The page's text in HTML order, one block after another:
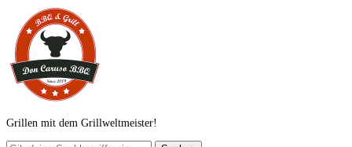
Grillen mit dem Grillweltmeister!